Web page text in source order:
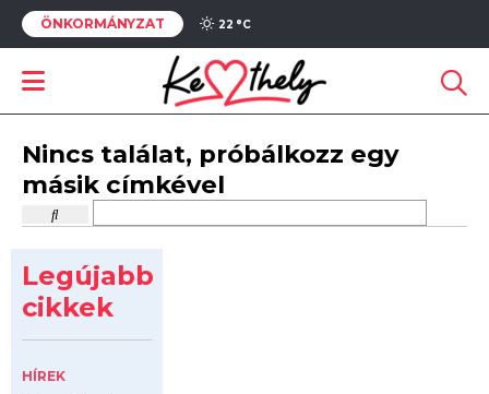
ÖNKORMÁNYZAT 22 °C
Nincs találat, próbálkozz egy
másik címkével
Legújabb
cikkek
HÍREK